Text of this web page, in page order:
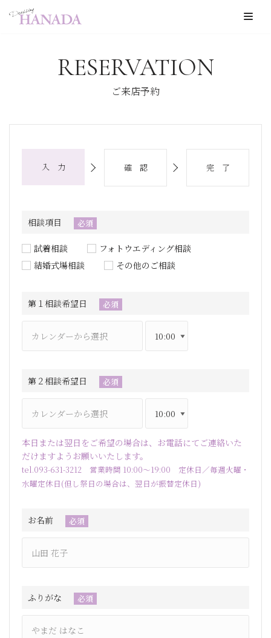
RESERVATION
ご来店予約
入 力 確 認 完 了
相談項目 必須
試着相談
フォトウエディング相談
結婚式場相談
その他のご相談
第１相談希望日 必須
第２相談希望日 必須
本日または翌日をご希望の場合は、お電話にてご連絡いた
だけますようお願いいたします。
tel.093-631-3212 営業時間 10:00～19:00 定休日／毎週火曜・
水曜定休日(但し祭日の場合は、翌日が振替定休日)
お名前 必須
ふりがな 必須